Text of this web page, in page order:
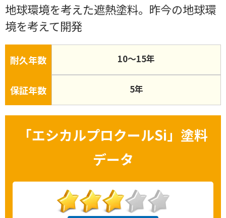
地球環境を考えた遮熱塗料。昨今の地球環
境を考えて開発
耐久年数 10〜15年
保証年数 5年
「エシカルプロクールSi」塗料
データ